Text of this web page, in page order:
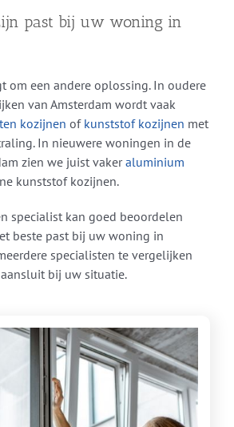
past bij uw woning in
om een andere oplossing. In oudere
van Amsterdam wordt vaak
kozijnen of kunststof kozijnen met
In nieuwere woningen in de
zien we juist vakeraluminium
kunststof kozijnen.
specialist kan goed beoordelen
beste past bij uw woning in
specialisten te vergelijken
bij uw situatie.